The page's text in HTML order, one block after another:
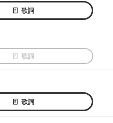
歌詞
歌詞
歌詞